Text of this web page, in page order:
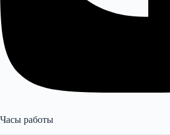
Часы работы